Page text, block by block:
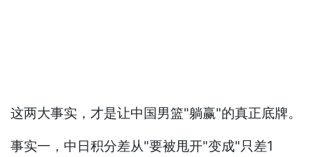
这两大事实，才是让中国男篮"躺赢"的真正底牌。
事实一，中日积分差从"要被甩开"变成"只差1